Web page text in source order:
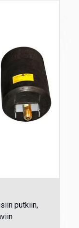
putkiin,